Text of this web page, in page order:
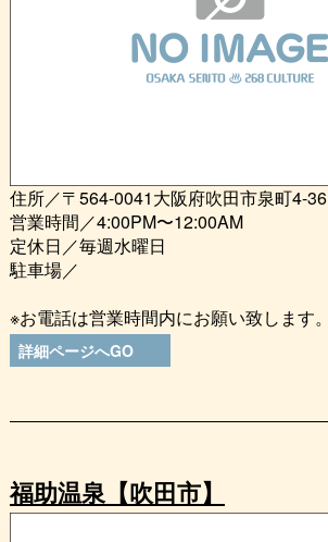
住所／〒564-0041大阪府吹田市泉町4-36
営業時間／4:00PM〜12:00AM
定休日／毎週水曜日
駐車場／
※お電話は営業時間内にお願い致します。
詳細ページへGO
福助温泉【吹田市】